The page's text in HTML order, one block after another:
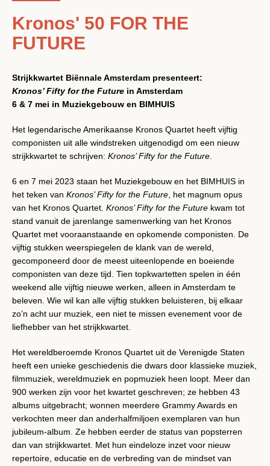
FacebookInstagramYouTube
ZOEKEN
Kronos' 50 FOR THE
FUTURE
Strijkkwartet Biënnale Amsterdam presenteert:
Kronos’Fifty for the Future in Amsterdam
6 & 7 mei in Muziekgebouw en BIMHUIS
Het legendarische Amerikaanse Kronos Quartet heeft vijftig
componisten uit alle windstreken uitgenodigd om een nieuw
strijkkwartet te schrijven: Kronos’Fifty for the Future
6 en 7 mei 2023 staan het Muziekgebouw en het BIMHUIS in
het teken van Kronos’Fifty for the Future , het magnum opus
van het Kronos Quartet. Kronos’Fifty for the Future kwam tot
stand vanuit de jarenlange samenwerking van het Kronos
Quartet met vooraanstaande en opkomende componisten. De
vijftig stukken weerspiegelen de klank van de wereld,
gecomponeerd door de meest uiteenlopende en boeiende
componisten van deze tijd. Tien topkwartetten spelen in één
weekend alle vijftig nieuwe werken, alleen in Amsterdam te
beleven. Wie wil kan alle vijftig stukken beluisteren, bij elkaar
zo’n acht uur muziek, een niet te missen evenement voor de
liefhebber van het strijkkwartet.
Het wereldberoemde Kronos Quartet uit de Verenigde Staten
heeft een unieke geschiedenis die dwars door klassieke muziek,
filmmuziek, wereldmuziek en popmuziek heen loopt. Meer dan
900 werken zijn voor het kwartet geschreven; ze hebben 43
albums uitgebracht; wonnen meerdere Grammy Awards en
verkochten meer dan anderhalfmiljoen exemplaren van hun
jubileum-album. Ze hebben eerder de status van popsterren
dan van strijkkwartet. Met hun eindeloze inzet voor nieuw
repertoire, educatie en de verbreding van de mindset van